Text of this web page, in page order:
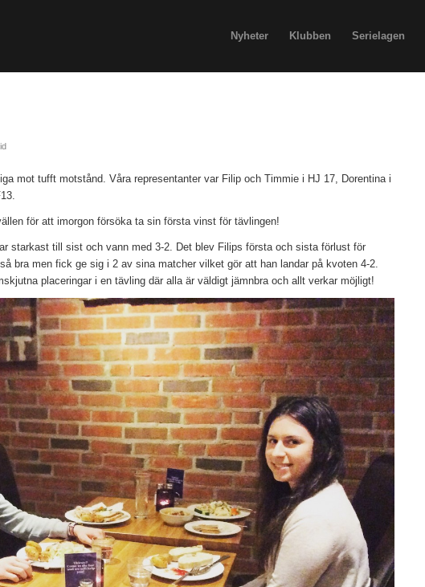
Nyheter Klubben Serielagen
mot tufft motstånd. Våra representanter var Filip och Timmie i HJ 17, Dorentina i
för att imorgon försöka ta sin första vinst för tävlingen!
starkast till sist och vann med 3-2. Det blev Filips första och sista förlust för
bra men fick ge sig i 2 av sina matcher vilket gör att han landar på kvoten 4-2.
placeringar i en tävling där alla är väldigt jämnbra och allt verkar möjligt!